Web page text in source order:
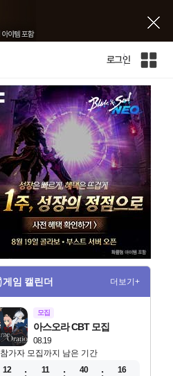
로그인
인
전
체
사
게임 캘린더 더보기+
모집
08.19
아스오라 CBT 모집
참가자 모집까지 남은 기간
12
11 40 15